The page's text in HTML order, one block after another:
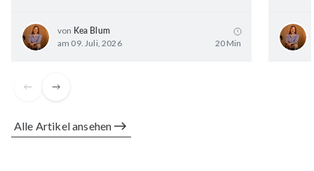
von Kea Blum
am 09. Juli, 2026
20 Min
Alle Artikel ansehen